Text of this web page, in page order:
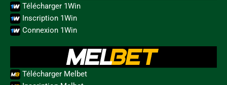
Télécharger 1Win
Inscription 1Win
Connexion 1Win
Télécharger Melbet